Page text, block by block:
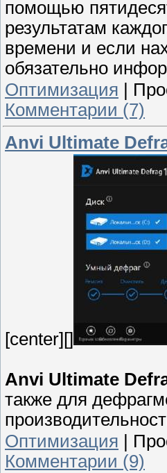
помощью
результатам
времени и если
обязательно
Оптимизация |
Комментарии (7)
Anvi Ultimate
[center][]
Anvi Ultimate
также для
Оптимизация
Комментарии (9)